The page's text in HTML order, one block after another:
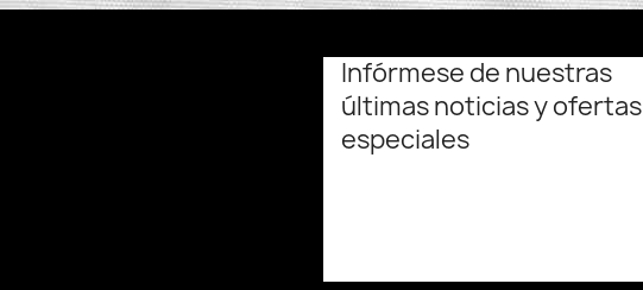
Infórmese de nuestras
últimas noticias y ofertas
especiales